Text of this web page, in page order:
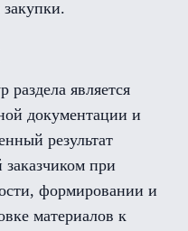
является
документации и
результат
при
формировании и
материалов к